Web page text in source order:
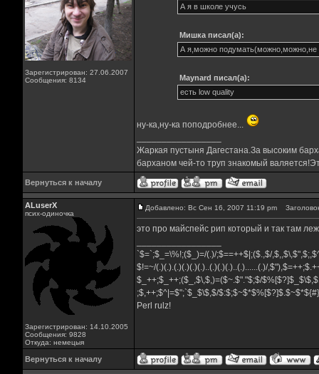
Зарегистрирован: 27.06.2007
Сообщения: 8134
А я в школе учусь
Мишка писал(а):
А я,можно подумать(можно,можно,не
Maynard писал(а):
есть low quality
ну-ка,ну-ка поподробнее...
Жаркая пустыня Дагестана.За высоким
барханом чей-то труп знакомый
Вернуться к началу
ALuserX
псих-одиночка
Зарегистрирован: 14.10.2005
Сообщения: 9828
Откуда: немецыя
Добавлено: Вс Сен 16, 2007 11:19 pm
это про майспейс рип который и так там
`$=`;$_=\%!;($_)=/(.)/;$==++$|;($.,$/
$!=~/(.)(.).(.)(.)(.)(.)..(.)(.)(.)..(.)......(.)/
$_++;$_++;($_,$\,$,)=($~.$"."$;$/
;$,++;$^|=$";`$_$\$,$/
Perl rulz!
Вернуться к началу